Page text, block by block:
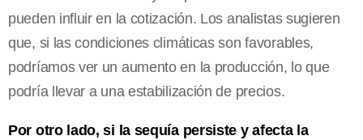
pueden influir en la cotización. Los analistas sugieren
que, si las condiciones climáticas son favorables,
podríamos ver un aumento en la producción, lo que
podría llevar a una estabilización de precios.
Por otro lado, si la sequía persiste y afecta la